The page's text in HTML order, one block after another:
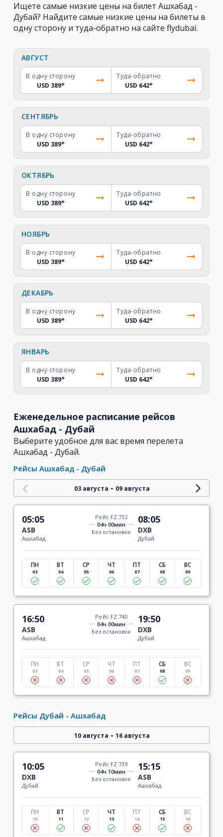
Ищете самые низкие цены на билет Ашхабад -
Дубай? Найдите самые низкие цены на билеты в
одну сторону и туда-обратно на сайте flydubai.
АВГУСТ
В одну сторону
USD 389*
Туда-обратно
USD 642*
СЕНТЯБРЬ
В одну сторону
USD 389*
Туда-обратно
USD 642*
ОКТЯБРЬ
В одну сторону
USD 389*
Туда-обратно
USD 642*
НОЯБРЬ
В одну сторону
USD 389*
Туда-обратно
USD 642*
ДЕКАБРЬ
В одну сторону
USD 389*
Туда-обратно
USD 642*
ЯНВАРЬ
В одну сторону
USD 389*
Туда-обратно
USD 642*
Еженедельное расписание рейсов
Ашхабад - Дубай
Выберите удобное для вас время перелета
Ашхабад - Дубай.
Рейсы Ашхабад - Дубай
03 августа - 09 августа
05:05
ASB
Ашхабад
Рейс FZ 732
04ч 00мин
Без остановок
08:05
DXB
Дубай
ПН
03
ВТ
04
СР
05
ЧТ
06
ПТ
07
СБ
08
ВС
09
16:50
ASB
Ашхабад
Рейс FZ 740
04ч 00мин
Без остановок
19:50
DXB
Дубай
ПН
03
ВТ
04
СР
05
ЧТ
06
ПТ
07
СБ
08
ВС
09
Рейсы Дубай - Ашхабад
10 августа - 16 августа
10:05
DXB
Дубай
Рейс FZ 739
04ч 10мин
Без остановок
15:15
ASB
Ашхабад
ПН
10
ВТ
11
СР
12
ЧТ
13
ПТ
14
СБ
15
ВС
16